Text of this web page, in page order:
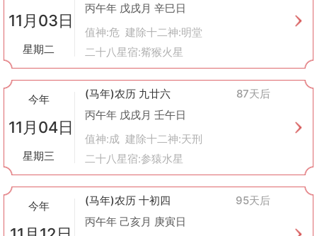
11月03日
星期二
丙午年 戊戌月 辛巳日
值神:危 建除十二神:明堂
二十八星宿:觜猴火星
今年
11月04日
星期三
(马年)农历 九廿六
87天后
丙午年 戊戌月 壬午日
值神:成 建除十二神:天刑
二十八星宿:参猿水星
今年 (马年)农历 十初四
95天后
丙午年 己亥月 庚寅日